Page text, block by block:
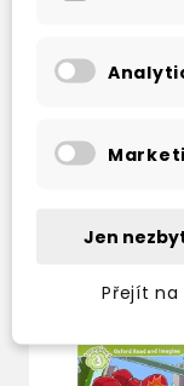
out what
helmet on...
TAKÉ
Jen
Přejít na